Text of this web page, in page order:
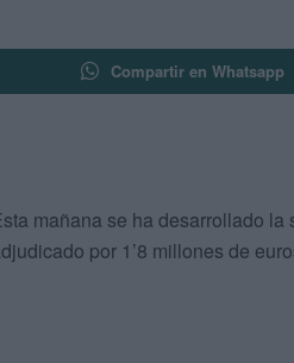
Compartir en Whatsapp
mañana se ha desarrollado
por 1’8 millones de